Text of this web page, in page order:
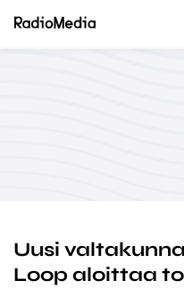
Uusi
Loop aloittaa